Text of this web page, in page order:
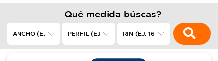
Qué medida búscas?